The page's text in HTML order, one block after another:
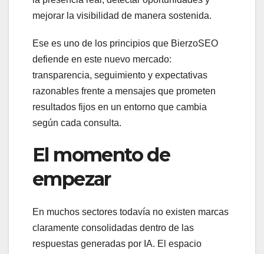
mejorar la visibilidad de manera sostenida.
Ese es uno de los principios que BierzoSEO
defiende en este nuevo mercado:
transparencia, seguimiento y expectativas
razonables frente a mensajes que prometen
resultados fijos en un entorno que cambia
según cada consulta.
El momento de
empezar
En muchos sectores todavía no existen marcas
claramente consolidadas dentro de las
respuestas generadas por IA. El espacio